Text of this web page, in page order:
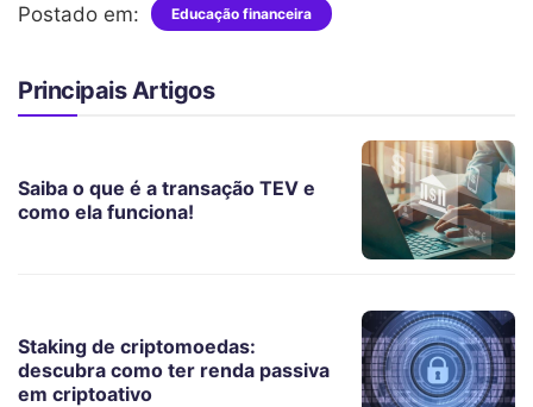
Postado em: Educação financeira
Principais Artigos
Saiba o que é a transação TEV e
como ela funciona!
Staking de criptomoedas:
descubra como ter renda passiva
em criptoativo